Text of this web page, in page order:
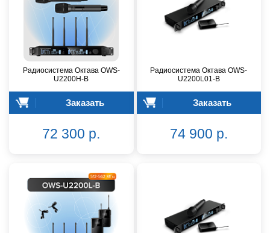
Радиосистема Октава OWS-
U2200H-B
Заказать
72 300 р.
Радиосистема Октава OWS-
U2200L01-B
Заказать
74 900 р.